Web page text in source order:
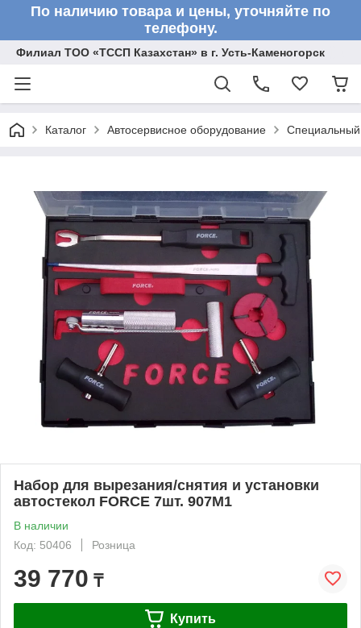
По наличию товара и цены, уточняйте по
телефону.
Филиал ТОО «ТССП Казахстан» в г. Усть-Каменогорск
Каталог Автосервисное оборудование Специальный
Набор для вырезания/снятия и установки
автостекол FORCE 7шт. 907M1
В наличии
Код: 50406
Розница
39 770 ₸
Купить